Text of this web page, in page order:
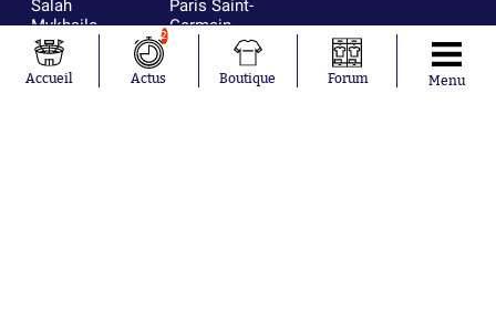
Salah
Mykhailo
Mudryk
Neymar
Khalis Merah
Paris Saint-
Germain
Bordeaux
Olympique
lyonnais
Accueil
2
Actus Boutique Forum Menu